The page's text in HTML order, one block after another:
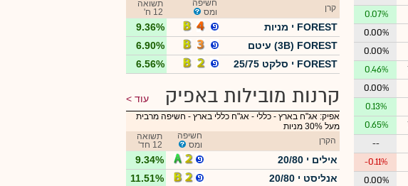
0.07%
0.00%
0.00%
0.46%
0.00%
0.13%
0.65%
--
-0.11%
0.00%
קרן
חשיפה
ומס
תשואה
12 ח'
FOREST י מניות
9.36%
3B) FOREST) עיטם
6.90%
FOREST י סלקט 25/75
6.56%
קרנות מובילות באפיק עוד
אפיק: אג"ח בארץ - כללי - אג"ח כללי בארץ - חשיפה מרבית
מעל 30% מניות
הקרן
חשיפה
ומס
תשואה
12 חד'
אילים י 20/80
9.34%
אנליסט י 20/80
11.51%